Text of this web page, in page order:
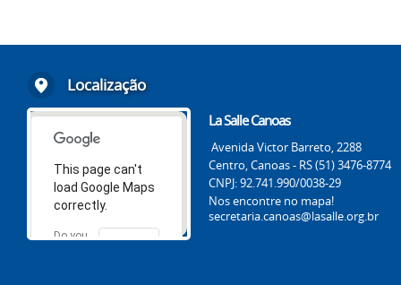
Localização
This page can't
load Google Maps
correctly.
Do you
OK
La Salle Canoas
Avenida Victor Barreto, 2288
Centro, Canoas - RS (51) 3476-8774
CNPJ: 92.741.990/0038-29
Nos encontre no mapa!
secretaria.canoas@lasalle.org.br